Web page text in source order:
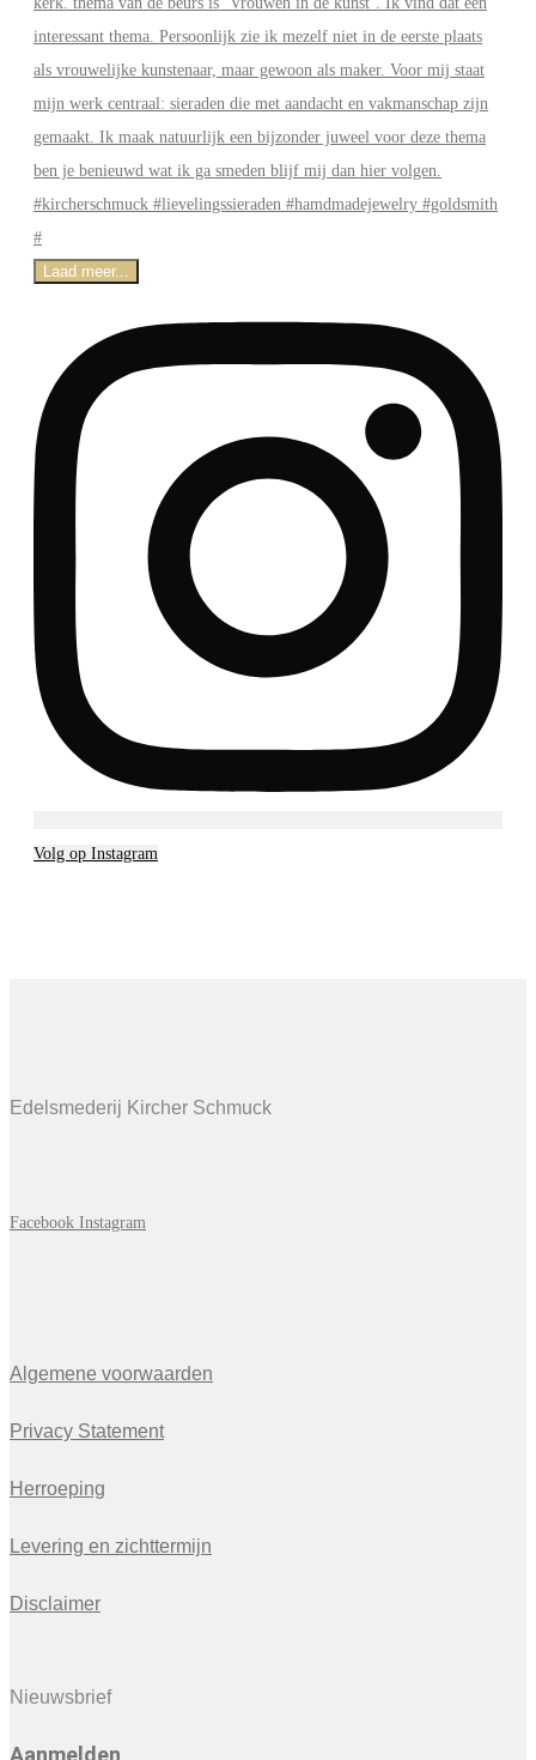
Laad meer...
Volg op Instagram
Edelsmederij Kircher Schmuck
Facebook Instagram
Algemene voorwaarden
Privacy Statement
Herroeping
Levering en zichttermijn
Disclaimer
Nieuwsbrief
Aanmelden